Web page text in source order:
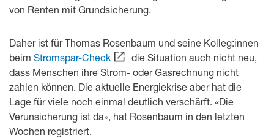
von Renten mit Grundsicherung.
Daher ist für Thomas Rosenbaum und seine Kolleg:innen
beim Stromspar-Check
die Situation auch nicht neu,
dass Menschen ihre Strom- oder Gasrechnung nicht
zahlen können. Die aktuelle Energiekrise aber hat die
Lage für viele noch einmal deutlich verschärft. «Die
Verunsicherung ist da», hat Rosenbaum in den letzten
Wochen registriert.